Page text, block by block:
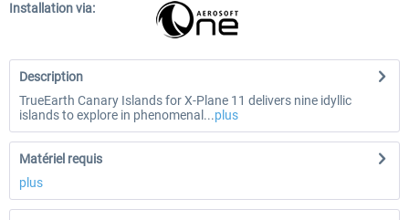
Installation via:
Description
TrueEarth Canary Islands for X-Plane 11 delivers nine idyllic
islands to explore in phenomenal...plus
Matériel requis
plus